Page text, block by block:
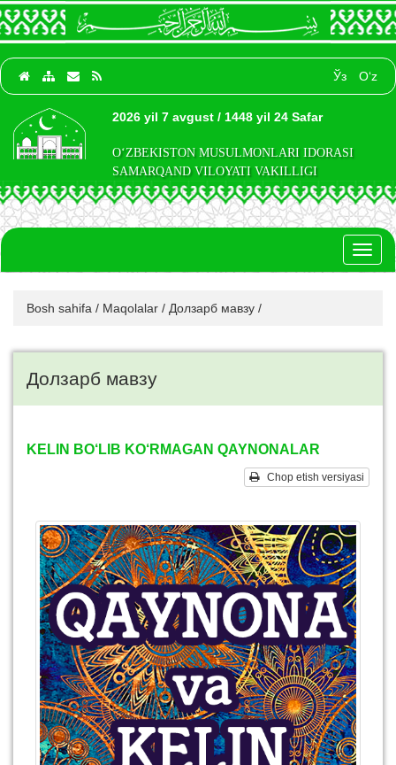
Ўз O‘z
2026 yil 7 avgust / 1448 yil 24 Safar
O‘ZBEKISTON MUSULMONLARI IDORASI
SAMARQAND VILOYATI VAKILLIGI
Bosh sahifa / Maqolalar / Долзарб мавзу /
Долзарб мавзу
KELIN BO‘LIB KO‘RMAGAN QAYNONALAR
Chop etish versiyasi